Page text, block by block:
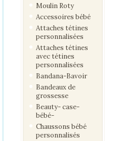
Moulin Roty
Accessoires bébé
Attaches tétines
personnalisées
Attaches tétines
avec tétines
personnalisées
Bandana-Bavoir
Bandeaux de
grossesse
Beauty- case-
bébé-
Chaussons bébé
personnalisés